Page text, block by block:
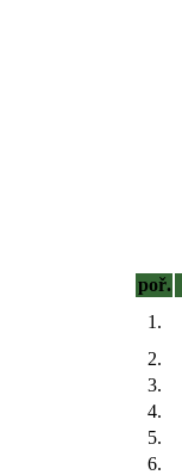
poř.
1.
2.
3.
4.
5.
6.